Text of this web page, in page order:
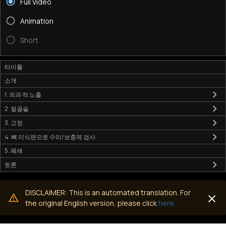
Animation
Short
타이틀
소개
1. 외과 적 노출
2. 절골술
3. 고정
4. 뼈 이식편으로 수리/보충제 검사
5. 폐쇄
토론
DISCLAIMER: This is an automated translation. For
the original English version, please click here.